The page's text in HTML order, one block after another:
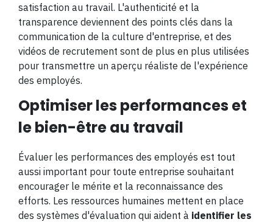
satisfaction au travail. L'authenticité et la
transparence deviennent des points clés dans la
communication de la culture d'entreprise, et des
vidéos de recrutement sont de plus en plus utilisées
pour transmettre un aperçu réaliste de l'expérience
des employés​.
Optimiser les performances et
le bien-être au travail
Évaluer les performances des employés est tout
aussi important pour toute entreprise souhaitant
encourager le mérite et la reconnaissance des
efforts. Les ressources humaines mettent en place
des systèmes d'évaluation qui aident à identifier les